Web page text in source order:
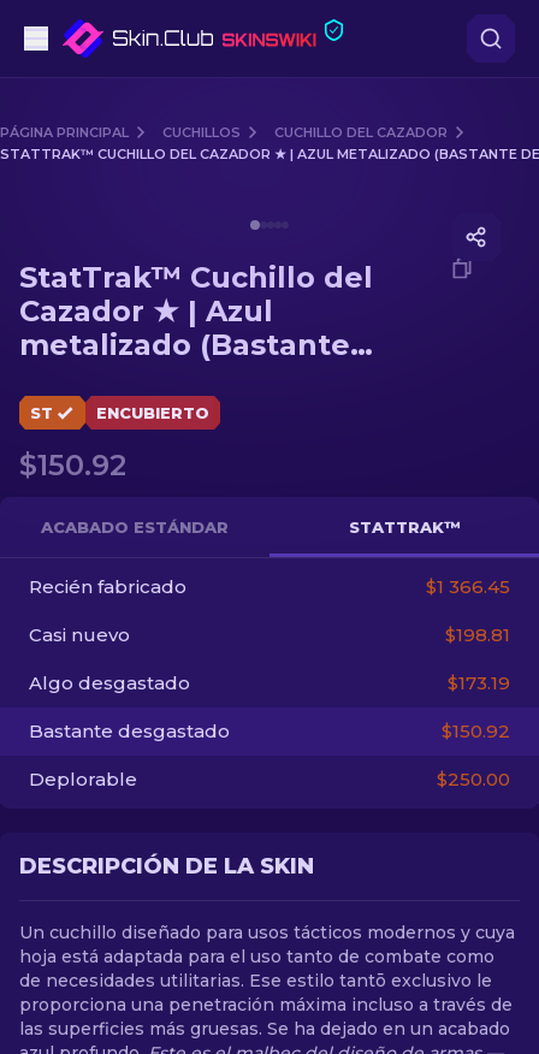
Gama media
Fusiles de Francotirador
Cuchillos
Guantes
Cajas
Otro
ES
PÁGINA PRINCIPAL CUCHILLOS
CUCHILLO DEL CAZADOR
STATTRAK™ CUCHILLO DEL CAZADOR ★ | AZUL METALIZADO (BASTANTE
StatTrak™ Cuchillo del
Cazador ★ | Azul
metalizado (Bastante
ST ENCUBIERTO
$150.92
ACABADO ESTÁNDAR STATTRAK™
Recién fabricado $1 366.45
Casi nuevo $198.81
Algo desgastado $173.19
Bastante desgastado $150.92
Deplorable $250.00
DESCRIPCIÓN DE LA SKIN
Un cuchillo diseñado para usos tácticos modernos y cuya
hoja está adaptada para el uso tanto de combate como
de necesidades utilitarias. Ese estilo tantō exclusivo le
proporciona una penetración máxima incluso a través de
las superficies más gruesas. Se ha dejado en un acabado